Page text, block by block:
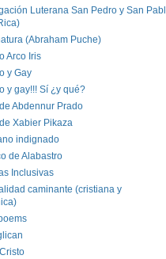
Luterana San Pedro y San
(Abraham Puche)
Arco Iris
y Gay
y gay!!! Sí ¿y qué?
Abdennur Prado
Xabier Pikaza
indignado
de Alabastro
Inclusivas
caminante (cristiana y